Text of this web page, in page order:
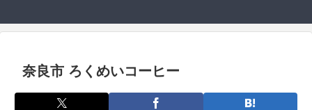
奈良市 ろくめいコーヒー